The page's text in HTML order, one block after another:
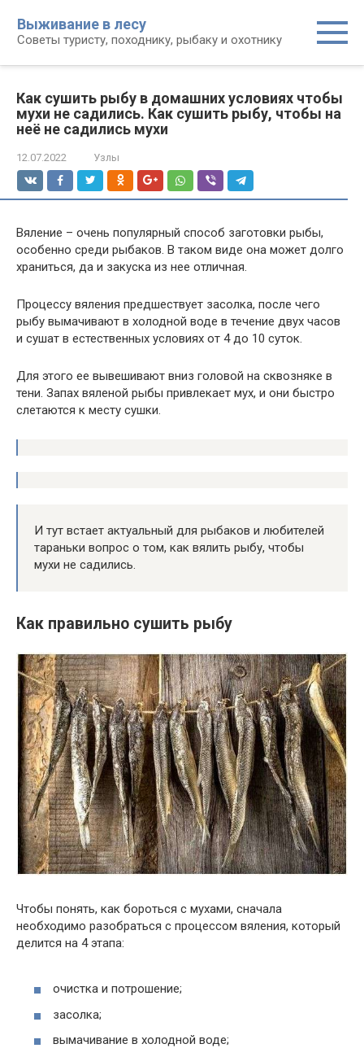
контенту
Выживание в лесу
Советы туристу, походнику, рыбаку и охотнику
Как сушить рыбу в домашних условиях чтобы
мухи не садились. Как сушить рыбу, чтобы на
неё не садились мухи
12.07.2022 Узлы
Вяление – очень популярный способ заготовки рыбы,
особенно среди рыбаков. В таком виде она может долго
храниться, да и закуска из нее отличная.
Процессу вяления предшествует засолка, после чего
рыбу вымачивают в холодной воде в течение двух часов
и сушат в естественных условиях от 4 до 10 суток.
Для этого ее вывешивают вниз головой на сквозняке в
тени. Запах вяленой рыбы привлекает мух, и они быстро
слетаются к месту сушки.
И тут встает актуальный для рыбаков и любителей
тараньки вопрос о том, как вялить рыбу, чтобы
мухи не садились.
Как правильно сушить рыбу
Чтобы понять, как бороться с мухами, сначала
необходимо разобраться с процессом вяления, который
делится на 4 этапа:
очистка и потрошение;
засолка;
вымачивание в холодной воде;